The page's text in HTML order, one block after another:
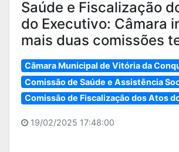
Saúde e Fiscalização
do Executivo: Câmara
mais duas comissões
Câmara Municipal de Vitória da
Comissão de Saúde e Assistência
Comissão de Fiscalização dos Atos
19/02/2025 17:48:00